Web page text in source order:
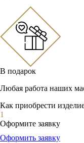
В подарок
Любая работа наших
Как приобрести
1
Оформите заявку
Оформить заявку